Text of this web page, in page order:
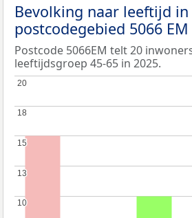
Bevolking naar leeftijd
postcodegebied 5066 EM
Postcode 5066EM telt 20
leeftijdsgroep 45-65 in 2025.
10
10
13
13
15
15
18
18
20
20